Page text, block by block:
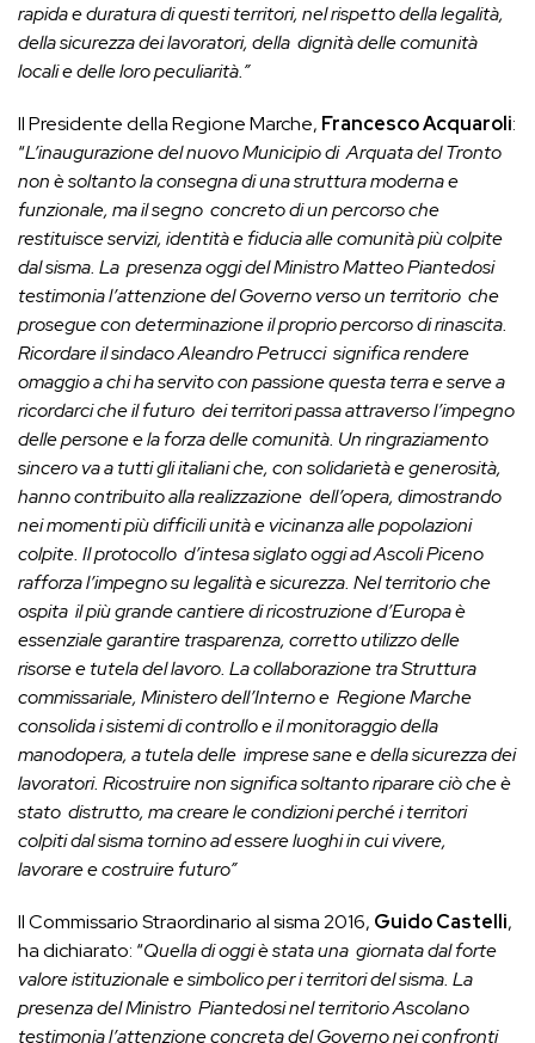
rapida e duratura di questi territori, nel rispetto della legalità,
della sicurezza dei lavoratori, della dignità delle comunità
locali e delle loro peculiarità.”
Il Presidente della Regione Marche, Francesco Acquaroli:
“L’inaugurazione del nuovo Municipio di Arquata del Tronto
non è soltanto la consegna di una struttura moderna e
funzionale, ma il segno concreto di un percorso che
restituisce servizi, identità e fiducia alle comunità più colpite
dal sisma. La presenza oggi del Ministro Matteo Piantedosi
testimonia l’attenzione del Governo verso un territorio che
prosegue con determinazione il proprio percorso di rinascita.
Ricordare il sindaco Aleandro Petrucci significa rendere
omaggio a chi ha servito con passione questa terra e serve a
ricordarci che il futuro dei territori passa attraverso l’impegno
delle persone e la forza delle comunità. Un ringraziamento
sincero va a tutti gli italiani che, con solidarietà e generosità,
hanno contribuito alla realizzazione dell’opera, dimostrando
nei momenti più difficili unità e vicinanza alle popolazioni
colpite. Il protocollo d’intesa siglato oggi ad Ascoli Piceno
rafforza l’impegno su legalità e sicurezza. Nel territorio che
ospita il più grande cantiere di ricostruzione d’Europa è
essenziale garantire trasparenza, corretto utilizzo delle
risorse e tutela del lavoro. La collaborazione tra Struttura
commissariale, Ministero dell’Interno e Regione Marche
consolida i sistemi di controllo e il monitoraggio della
manodopera, a tutela delle imprese sane e della sicurezza dei
lavoratori. Ricostruire non significa soltanto riparare ciò che è
stato distrutto, ma creare le condizioni perché i territori
colpiti dal sisma tornino ad essere luoghi in cui vivere,
lavorare e costruire futuro”
Il Commissario Straordinario al sisma 2016, Guido Castelli,
ha dichiarato: “Quella di oggi è stata una giornata dal forte
valore istituzionale e simbolico per i territori del sisma. La
presenza del Ministro Piantedosi nel territorio Ascolano
testimonia l’attenzione concreta del Governo nei confronti